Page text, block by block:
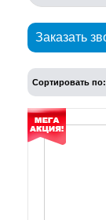
Заказать
Сортировать по: